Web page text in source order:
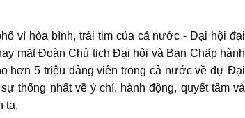
vì hòa bình, trái tim của cả nước - Đại hội đại
mặt Đoàn Chủ tịch Đại hội và Ban Chấp hành
hơn 5 triệu đảng viên trong cả nước về dự Đại
thống nhất về ý chí, hành động, quyết tâm và
ta.